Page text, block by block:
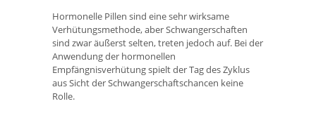
Hormonelle Pillen sind eine sehr wirksame
Verhütungsmethode, aber Schwangerschaften
sind zwar äußerst selten, treten jedoch auf. Bei der
Anwendung der hormonellen
Empfängnisverhütung spielt der Tag des Zyklus
aus Sicht der Schwangerschaftschancen keine
Rolle.